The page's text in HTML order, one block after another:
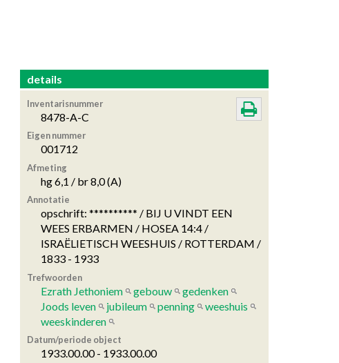
details
Inventarisnummer
8478-A-C
Eigen nummer
001712
Afmeting
hg 6,1 / br 8,0 (A)
Annotatie
opschrift: ********** / BIJ U VINDT EEN
WEES ERBARMEN / HOSEA 14:4 /
ISRAËLIETISCH WEESHUIS / ROTTERDAM /
1833 - 1933
Trefwoorden
Ezrath Jethoniem gebouw
gedenken
Joods leven
jubileum penning
weeshuis
weeskinderen
Datum/periode object
1933.00.00 - 1933.00.00